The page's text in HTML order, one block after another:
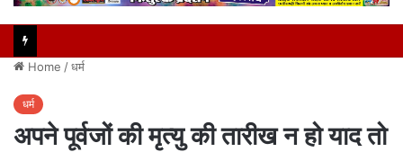
Home /धर्म
धर्म
अपने पूर्वजों की मृत्यु की तारीख न हो याद तो